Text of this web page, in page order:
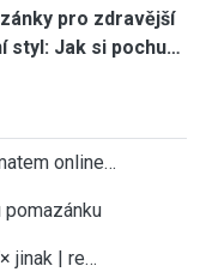
pro zdravější
styl: Jak si pochu…
online…
jinak | re…